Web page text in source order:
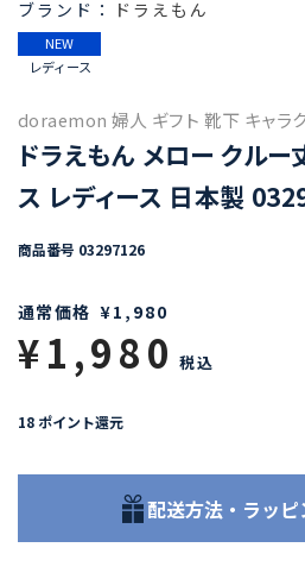
ドラえもん
NEW
レディース
doraemon 婦人 ギフト 靴下 キャラ
ドラえもん メロー クルー
ス レディース 日本製
商品番号 03297126
通常価格 ¥1,980
¥1,980 税込
18 ポイント還元
配送方法・ラッ